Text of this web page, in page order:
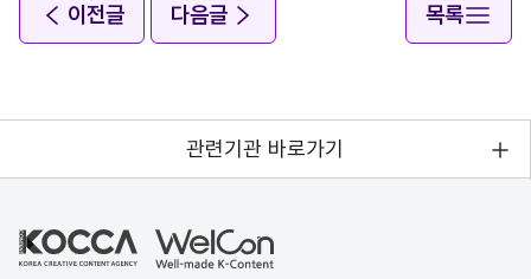
이전글 다음글 목록
관련기관 바로가기